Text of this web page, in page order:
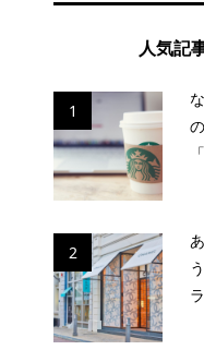
人気記
1
2